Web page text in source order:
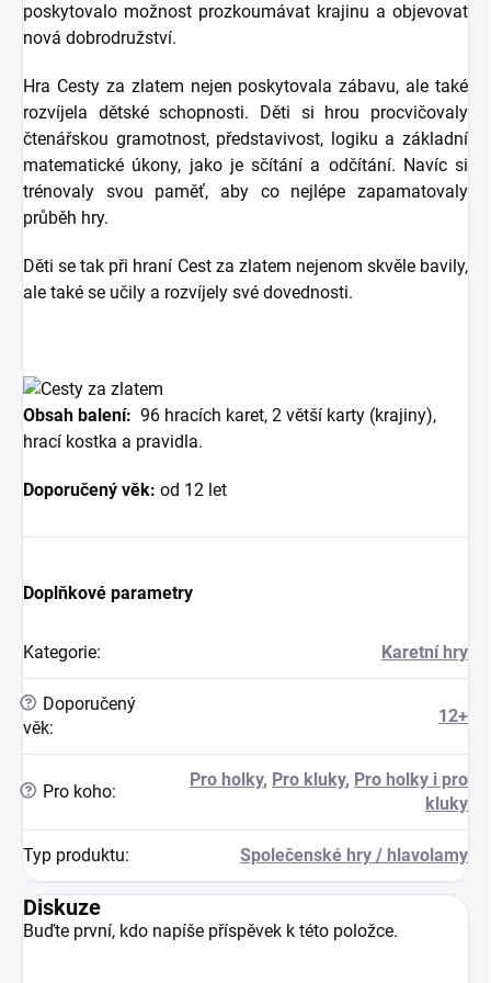
poskytovalo možnost prozkoumávat krajinu a objevovat
nová dobrodružství.
Hra Cesty za zlatem nejen poskytovala zábavu, ale také
rozvíjela dětské schopnosti. Děti si hrou procvičovaly
čtenářskou gramotnost, představivost, logiku a základní
matematické úkony, jako je sčítání a odčítání. Navíc si
trénovaly svou paměť, aby co nejlépe zapamatovaly
průběh hry.
Děti se tak při hraní Cest za zlatem nejenom skvěle bavily,
ale také se učily a rozvíjely své dovednosti.
Obsah balení: 96 hracích karet, 2 větší karty (krajiny),
hrací kostka a pravidla.
Doporučený věk: od 12 let
Doplňkové parametry
Kategorie: Karetní hry
?
Doporučený
věk:
12+
? Pro koho:
Pro holky, Pro kluky, Pro holky i pro
kluky
Typ produktu: Společenské hry / hlavolamy
Diskuze
Buďte první, kdo napíše příspěvek k této položce.